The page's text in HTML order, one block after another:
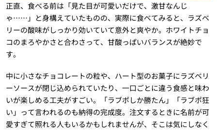
正直、食べる前は「見た目が可愛いだけで、激甘なんじ
ゃ……」と身構えていたものの、実際に食べてみると、ラズベ
リーの酸味がしっかり効いていて意外と爽やか。ホワイトチョ
コのまろやかさと合わさって、甘酸っぱいバランスが絶妙で
す。
中に小さなチョコレートの粒や、ハート型のお菓子にラズベリ
ーソースが閉じ込められていたり、一口ごとに違う食感と味わ
いが楽しめる工夫がすごい。「ラブポしか勝たん」「ラブポ狂
い」って言われるのも納得の完成度。注文するときに名前が可
愛すぎて照れる人もいるかもしれませんが、そこは気にしなく